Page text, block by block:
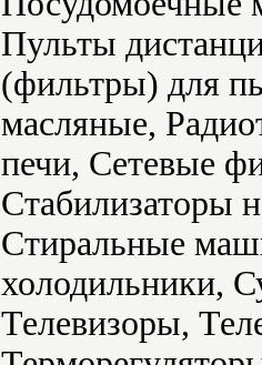
Пульты
(фильтры) для
масляные,
печи, Сетевые
Стабилизаторы
Стиральные
холодильники,
Телевизоры,